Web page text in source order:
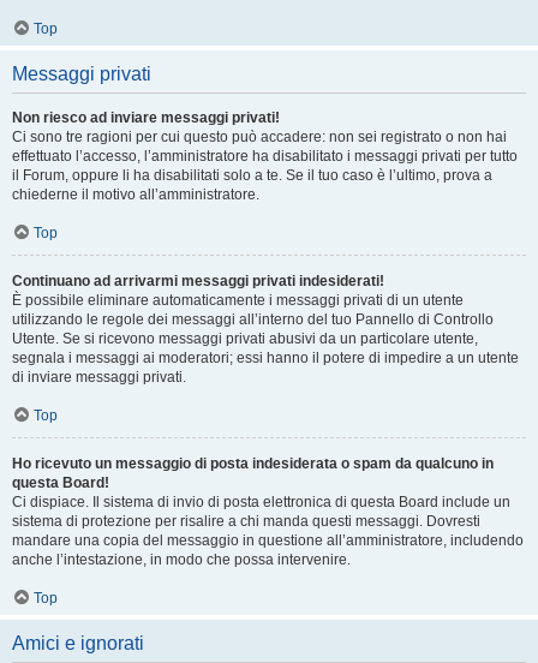
Top
Messaggi privati
Non riesco ad inviare messaggi privati!
Ci sono tre ragioni per cui questo può accadere: non sei registrato o non hai
effettuato l’accesso, l’amministratore ha disabilitato i messaggi privati per tutto
il Forum, oppure li ha disabilitati solo a te. Se il tuo caso è l’ultimo, prova a
chiederne il motivo all’amministratore.
Top
Continuano ad arrivarmi messaggi privati indesiderati!
È possibile eliminare automaticamente i messaggi privati ​​di un utente
utilizzando le regole dei messaggi all’interno del tuo Pannello di Controllo
Utente. Se si ricevono messaggi privati ​​abusivi da un particolare utente,
segnala i messaggi ai moderatori; essi hanno il potere di impedire a un utente
di inviare messaggi privati​​.
Top
Ho ricevuto un messaggio di posta indesiderata o spam da qualcuno in
questa Board!
Ci dispiace. Il sistema di invio di posta elettronica di questa Board include un
sistema di protezione per risalire a chi manda questi messaggi. Dovresti
mandare una copia del messaggio in questione all’amministratore, includendo
anche l’intestazione, in modo che possa intervenire.
Top
Amici e ignorati